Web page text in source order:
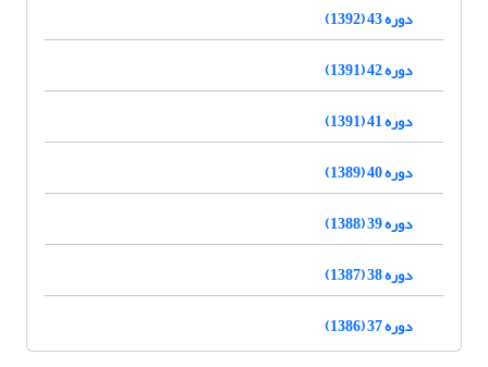
دوره 43 (1392)
دوره 42 (1391)
دوره 41 (1391)
دوره 40 (1389)
دوره 39 (1388)
دوره 38 (1387)
دوره 37 (1386)